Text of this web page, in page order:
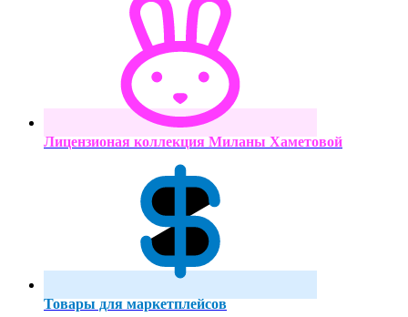
Лицензионая коллекция Миланы Хаметовой
Товары для маркетплейсов